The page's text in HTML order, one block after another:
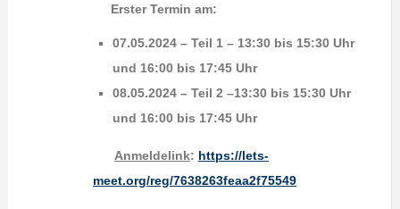
Erster Termin am:
07.05.2024 – Teil 1 – 13:30 bis 15:30 Uhr
und 16:00 bis 17:45 Uhr
08.05.2024 – Teil 2 –13:30 bis 15:30 Uhr
und 16:00 bis 17:45 Uhr
Anmeldelink: https://lets-
meet.org/reg/7638263feaa2f75549